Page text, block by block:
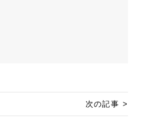
次の記事 >